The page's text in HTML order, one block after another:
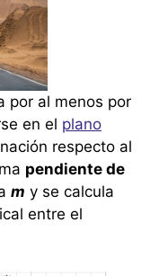
por al menos por
en el plano
respecto al
pendiente de
m y se calcula
entre el